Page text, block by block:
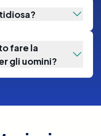
fare la
gli uomini?